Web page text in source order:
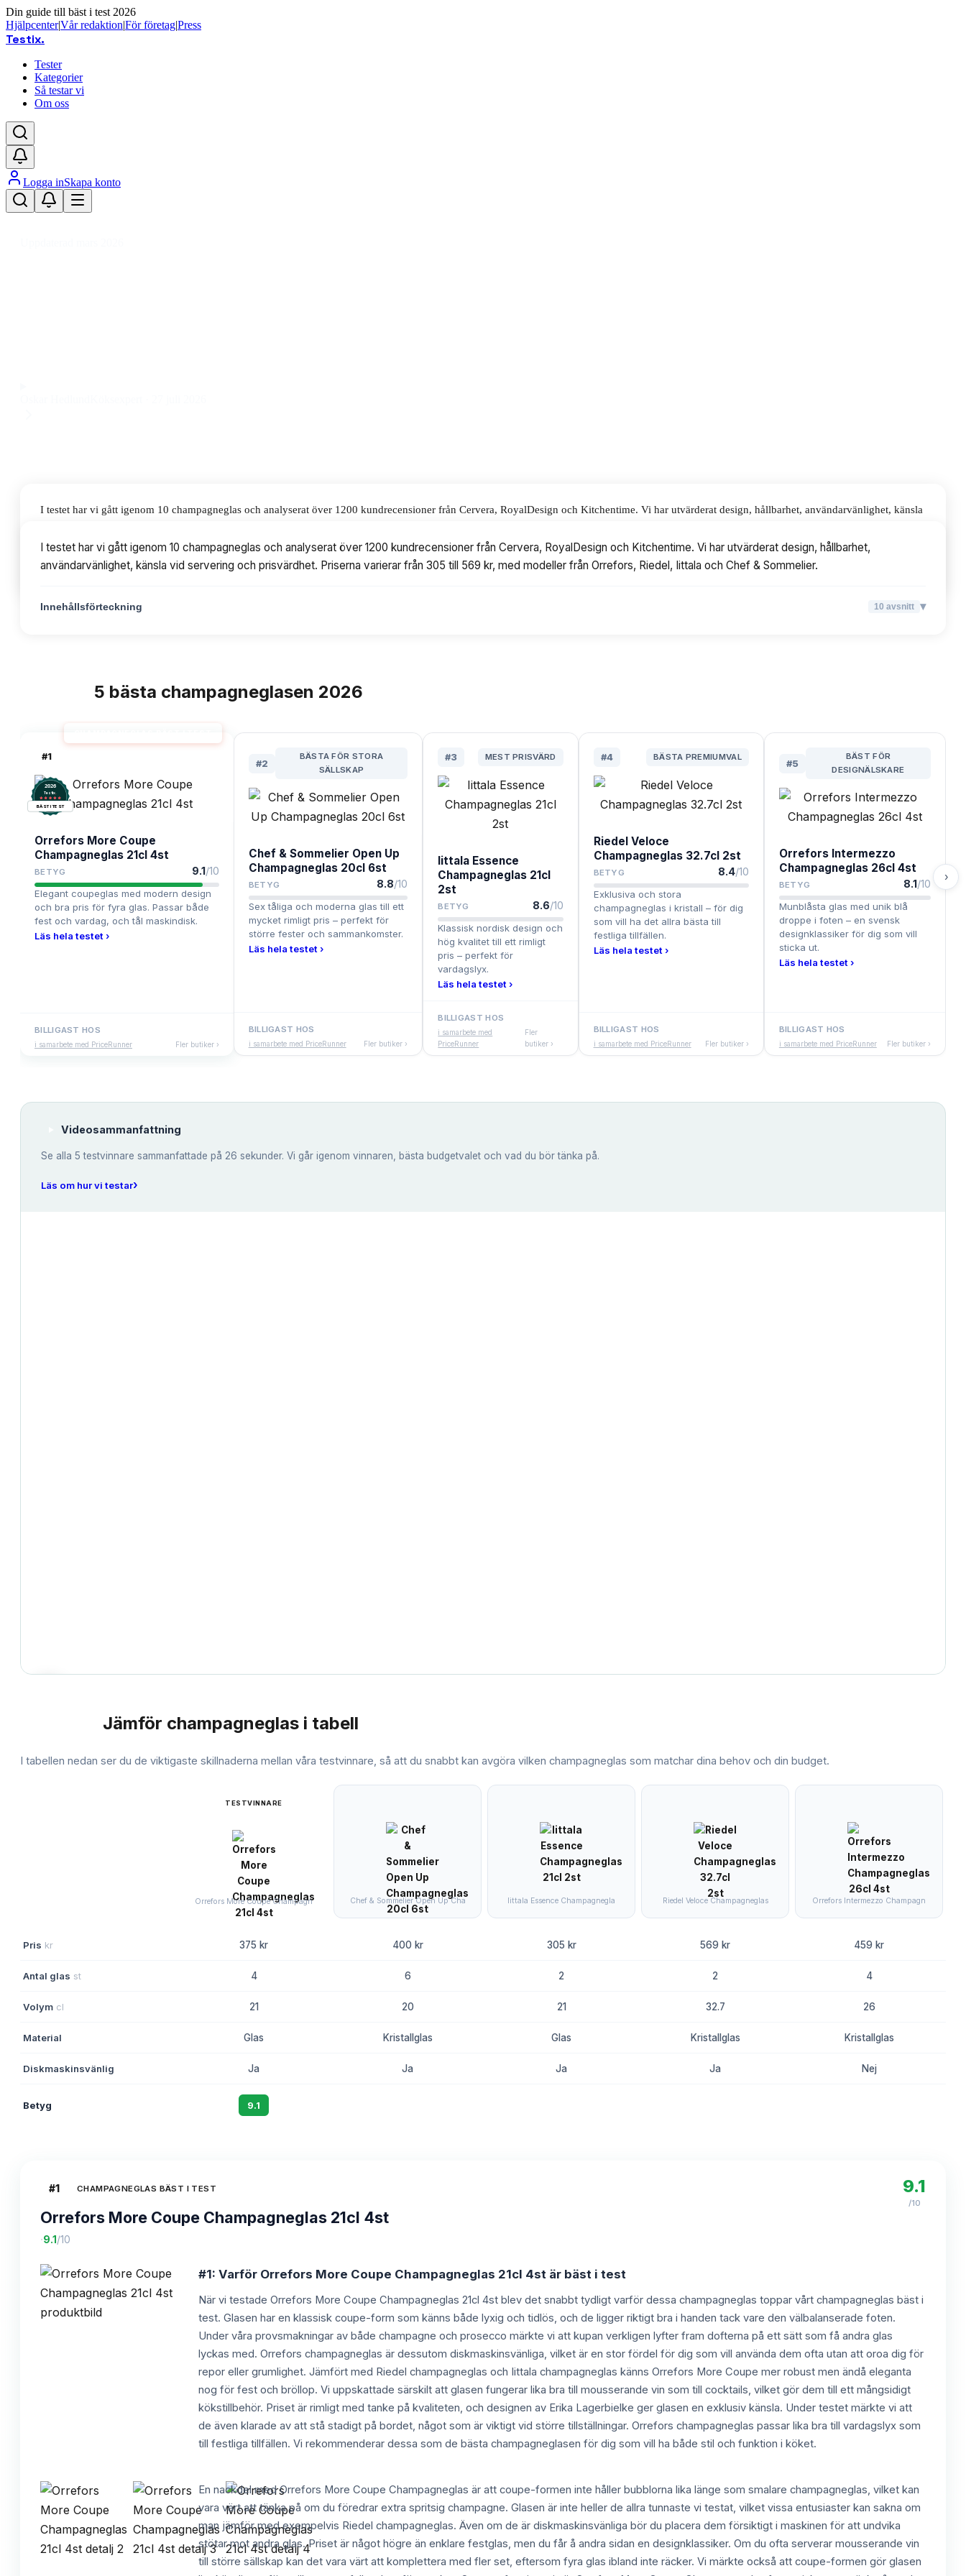
Din guide till bäst i test 2026
Hjälpcenter|Vår redaktion|För företag|Press
Testix.
Tester
Kategorier
Så testar vi
Om oss
Logga inSkapa konto
I testet har vi gått igenom 10 champagneglas och analyserat över 1200 kundrecensioner från Cervera, RoyalDesign och Kitchentime. Vi har utvärderat design, hållbarhet, användarvänlighet, känsla
Innehållsförteckning
I testet har vi gått igenom 10 champagneglas och analyserat över 1200 kundrecensioner från Cervera, RoyalDesign och Kitchentime. Vi har utvärderat design, hållbarhet,
användarvänlighet, känsla vid servering och prisvärdhet. Priserna varierar från 305 till 569 kr, med modeller från Orrefors, Riedel, Iittala och Chef & Sommelier.
Innehållsförteckning 10 avsnitt ▾
5 bästa champagneglasen 2026
#1
2026
Testix.
BÄST I TEST
Orrefors More Coupe
Champagneglas 21cl 4st
BETYG 9.1/10
Elegant coupeglas med modern design
och bra pris för fyra glas. Passar både
fest och vardag, och tål maskindisk.
Läs hela testet ›
BILLIGAST HOS
i samarbete med PriceRunner Fler butiker ›
#2
BÄSTA FÖR STORA
SÄLLSKAP
Chef & Sommelier Open Up
Champagneglas 20cl 6st
BETYG 8.8/10
Sex tåliga och moderna glas till ett
mycket rimligt pris – perfekt för
större fester och sammankomster.
Läs hela testet ›
BILLIGAST HOS
i samarbete med PriceRunner Fler butiker ›
#3 MEST PRISVÄRD
Iittala Essence
Champagneglas 21cl
2st
BETYG 8.6/10
Klassisk nordisk design och
hög kvalitet till ett rimligt
pris – perfekt för
vardagslyx.
Läs hela testet ›
BILLIGAST HOS
i samarbete med
PriceRunner
Fler
butiker ›
#4 BÄSTA PREMIUMVAL
Riedel Veloce
Champagneglas 32.7cl 2st
BETYG 8.4/10
Exklusiva och stora
champagneglas i kristall – för dig
som vill ha det allra bästa till
festliga tillfällen.
Läs hela testet ›
BILLIGAST HOS
i samarbete med PriceRunner Fler butiker ›
#5
BÄST FÖR
DESIGNÄLSKARE
Orrefors Intermezzo
Champagneglas 26cl 4st
BETYG 8.1/10
Munblåsta glas med unik blå
droppe i foten – en svensk
designklassiker för dig som vill
sticka ut.
Läs hela testet ›
BILLIGAST HOS
i samarbete med PriceRunner Fler butiker ›
›
Videosammanfattning
Se alla 5 testvinnare sammanfattade på 26 sekunder. Vi går igenom vinnaren, bästa budgetvalet och vad du bör tänka på.
Läs om hur vi testar›
Jämför champagneglas i tabell
I tabellen nedan ser du de viktigaste skillnaderna mellan våra testvinnare, så att du snabbt kan avgöra vilken champagneglas som matchar dina behov och din budget.
TESTVINNARE
Orrefors More Coupe Champagn Chef & Sommelier Open Up Cha Iittala Essence Champagnegla Riedel Veloce Champagneglas Orrefors Intermezzo Champagn
Pris kr 375 kr 400 kr 305 kr 569 kr 459 kr
Antal glas st 4 6 2 2 4
Volym cl 21 20 21 32.7 26
Material Glas Kristallglas Glas Kristallglas Kristallglas
Diskmaskinsvänlig Ja Ja Ja Ja Nej
Betyg 9.1
#1 CHAMPAGNEGLAS BÄST I TEST
Orrefors More Coupe Champagneglas 21cl 4st
·9.1 /10
9.1
/10
#1: Varför Orrefors More Coupe Champagneglas 21cl 4st är bäst i test
När vi testade Orrefors More Coupe Champagneglas 21cl 4st blev det snabbt tydligt varför dessa champagneglas toppar vårt champagneglas bäst i
test. Glasen har en klassisk coupe-form som känns både lyxig och tidlös, och de ligger riktigt bra i handen tack vare den välbalanserade foten.
Under våra provsmakningar av både champagne och prosecco märkte vi att kupan verkligen lyfter fram dofterna på ett sätt som få andra glas
lyckas med. Orrefors champagneglas är dessutom diskmaskinsvänliga, vilket är en stor fördel för dig som vill använda dem ofta utan att oroa dig för
repor eller grumlighet. Jämfört med Riedel champagneglas och Iittala champagneglas känns Orrefors More Coupe mer robust men ändå eleganta
nog för fest och bröllop. Vi uppskattade särskilt att glasen fungerar lika bra till mousserande vin som till cocktails, vilket gör dem till ett mångsidigt
kökstillbehör. Priset är rimligt med tanke på kvaliteten, och designen av Erika Lagerbielke ger glasen en exklusiv känsla. Under testet märkte vi att
de även klarade av att stå stadigt på bordet, något som är viktigt vid större tillställningar. Orrefors champagneglas passar lika bra till vardagslyx som
till festliga tillfällen. Vi rekommenderar dessa som de bästa champagneglasen för dig som vill ha både stil och funktion i köket.
En nackdel med Orrefors More Coupe Champagneglas är att coupe-formen inte håller bubblorna lika länge som smalare champagneglas, vilket kan
vara värt att tänka på om du föredrar extra spritsig champagne. Glasen är inte heller de allra tunnaste vi testat, vilket vissa entusiaster kan sakna om
man jämför med exempelvis Riedel champagneglas. Även om de är diskmaskinsvänliga bör du placera dem försiktigt i maskinen för att undvika
stötar mot andra glas. Priset är något högre än enklare festglas, men du får å andra sidan en designklassiker. Om du ofta serverar mousserande vin
till större sällskap kan det vara värt att komplettera med fler set, eftersom fyra glas ibland inte räcker. Vi märkte också att coupe-formen gör glasen